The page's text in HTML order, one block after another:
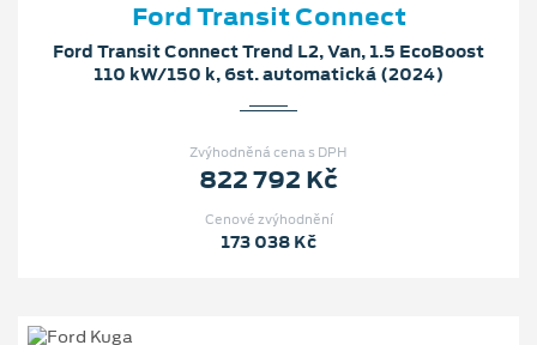
Ford Transit Connect
Ford Transit Connect Trend L2, Van, 1.5 EcoBoost
110 kW/150 k, 6st. automatická (2024)
Zvýhodněná cena s DPH
822 792 Kč
Cenové zvýhodnění
173 038 Kč